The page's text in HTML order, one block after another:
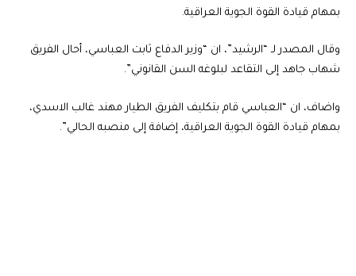
بمهام قيادة القوة الجوية العراقية.
وقال المصدر لـ “الرشيد”، ان “وزير الدفاع ثابت العباسي، أحال الفريق
شهاب جاهد إلى التقاعد لبلوغه السن القانوني”.
واضاف، ان “العباسي قام بتكليف الفريق الطيار مهند غالب الاسدي،
بمهام قيادة القوة الجوية العراقية، إضافة إلى منصبه الحالي”.